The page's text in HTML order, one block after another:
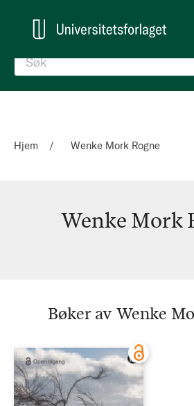
Hjem Wenke Mork Rogne
Wenke Mork
Rogne
Bøker av Wenke